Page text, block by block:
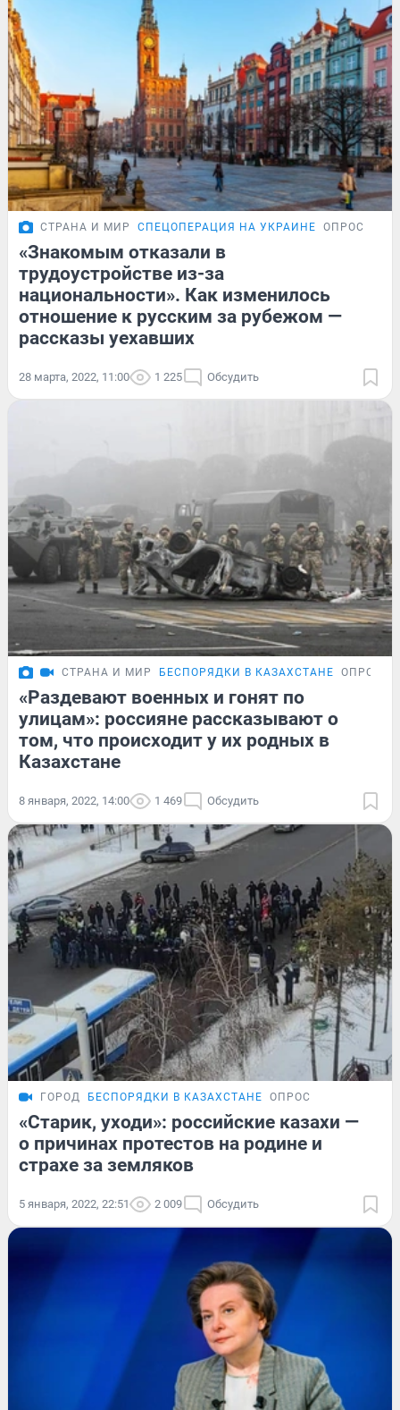
СТРАНА И МИР СПЕЦОПЕРАЦИЯ НА УКРАИНЕ ОПРОС
«Знакомым отказали в
трудоустройстве из-за
национальности». Как изменилось
отношение к русским за рубежом —
рассказы уехавших
28 марта, 2022, 11:00 1 225 Обсудить
СТРАНА И МИР БЕСПОРЯДКИ В КАЗАХСТАНЕ ОПРОС
«Раздевают военных и гонят по
улицам»: россияне рассказывают о
том, что происходит у их родных в
Казахстане
8 января, 2022, 14:00 1 469 Обсудить
ГОРОД БЕСПОРЯДКИ В КАЗАХСТАНЕ ОПРОС
«Старик, уходи»: российские казахи —
о причинах протестов на родине и
страхе за земляков
5 января, 2022, 22:51 2 009 Обсудить